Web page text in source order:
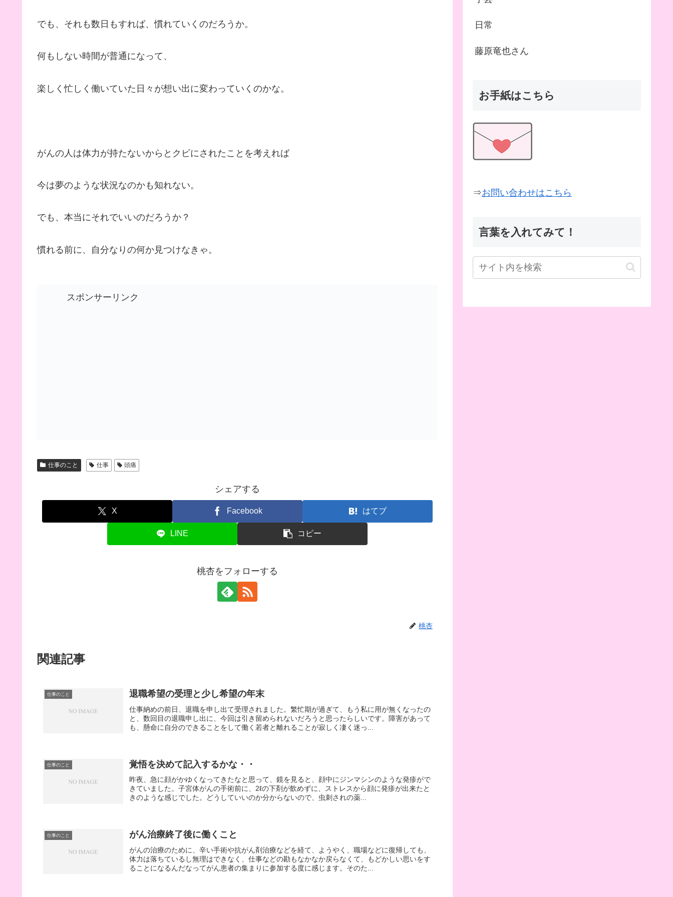
でも、それも数日もすれば、慣れていくのだろうか。
何もしない時間が普通になって、
楽しく忙しく働いていた日々が想い出に変わっていくのかな。
がんの人は体力が持たないからとクビにされたことを考えれば
今は夢のような状況なのかも知れない。
でも、本当にそれでいいのだろうか？
慣れる前に、自分なりの何か見つけなきゃ。
スポンサーリンク
仕事のこと 仕事 頭痛
シェアする
X Facebook はてブ
LINE コピー
桃杏をフォローする
桃杏
関連記事
仕事のこと 退職希望の受理と少し希望の年末
仕事納めの前日、退職を申し出て受理されました。繁忙期が過ぎて、もう私に用が無くなったの
と、数回目の退職申し出に、今回は引き留められないだろうと思ったらしいです。障害があって
も、懸命に自分のできることをして働く若者と離れることが寂しく凄く迷っ...
仕事のこと 覚悟を決めて記入するかな・・
昨夜、急に顔がかゆくなってきたなと思って、鏡を見ると、顔中にジンマシンのような発疹がで
きていました。子宮体がんの手術前に、2ℓの下剤が飲めずに、ストレスから顔に発疹が出来たと
きのような感じでした。どうしていいのか分からないので、虫刺されの薬...
仕事のこと がん治療終了後に働くこと
がんの治療のために、辛い手術や抗がん剤治療などを経て、ようやく、職場などに復帰しても、
体力は落ちているし無理はできなく、仕事などの勘もなかなか戻らなくて、もどかしい思いをす
ることになるんだなってがん患者の集まりに参加する度に感じます。そのた...
日常
藤原竜也さん
お手紙はこちら
⇒お問い合わせはこちら
言葉を入れてみて！